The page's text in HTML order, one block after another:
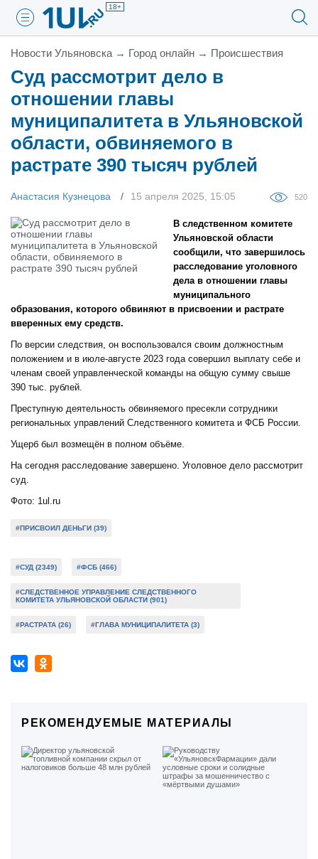
18+
Новости Ульяновска → Город онлайн → Проиcшествия
Суд рассмотрит дело в
отношении главы
муниципалитета в Ульяновской
области, обвиняемого в
растрате 390 тысяч рублей
Анастасия Кузнецова 15 апреля 2025, 15:05 520
В следственном комитете
Ульяновской области
сообщили, что завершилось
расследование уголовного
дела в отношении главы
муниципального
образования, которого обвиняют в присвоении и растрате
вверенных ему средств.
По версии следствия, он воспользовался своим должностным
положением и в июле-августе 2023 года совершил выплату себе и
членам своей управленческой команды на общую сумму свыше
390 тыс. рублей.
Преступную деятельность обвиняемого пресекли сотрудники
региональных управлений Следственного комитета и ФСБ России.
Ущерб был возмещён в полном объёме.
На сегодня расследование завершено. Уголовное дело рассмотрит
суд.
Фото: 1ul.ru
#ПРИСВОИЛ ДЕНЬГИ (39)
#СУД (2349) #ФСБ (466)
#СЛЕДСТВЕННОЕ УПРАВЛЕНИЕ СЛЕДСТВЕННОГО
КОМИТЕТА УЛЬЯНОВСКОЙ ОБЛАСТИ (901)
#РАСТРАТА (26) #ГЛАВА МУНИЦИПАЛИТЕТА (3)
РЕКОМЕНДУЕМЫЕ МАТЕРИАЛЫ